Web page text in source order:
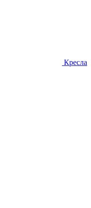
Кресла